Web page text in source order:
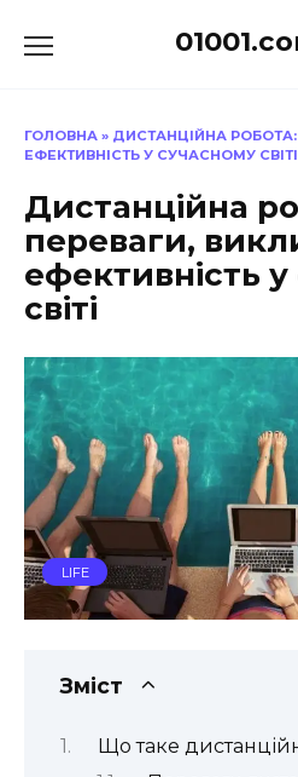
до
ГОЛОВНА » ДИСТАНЦІЙНА
ЕФЕКТИВНІСТЬ У СУЧАСНОМУ СВІТІ
Дистанційна
переваги,
ефективність
світі
LIFE
Зміст
Що таке